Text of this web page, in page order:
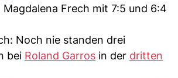
Magdalena Frech mit 7:5 und 6:4
Noch nie standen drei
bei Roland Garros in der dritten